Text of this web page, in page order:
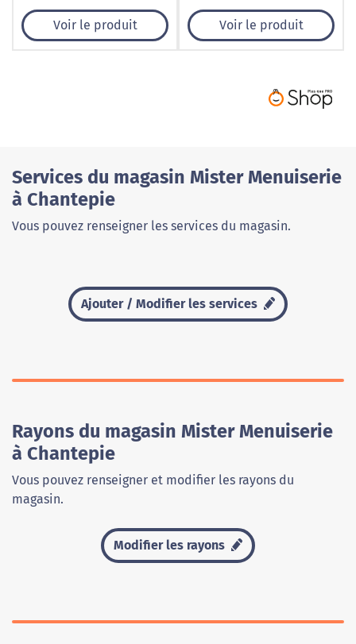
Voir le produit Voir le produit
Services du magasin Mister Menuiserie
à Chantepie
Vous pouvez renseigner les services du magasin.
Ajouter / Modifier les services
Rayons du magasin Mister Menuiserie
à Chantepie
Vous pouvez renseigner et modifier les rayons du
magasin.
Modifier les rayons